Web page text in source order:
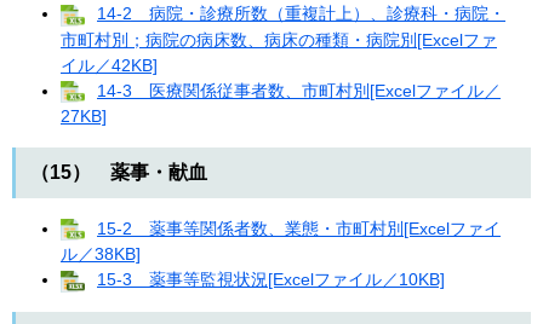
14-2 病院・診療所数（重複計上）、診療科・病院・
市町村別；病院の病床数、病床の種類・病院別[Excelファ
イル／42KB]
14-3 医療関係従事者数、市町村別[Excelファイル／
27KB]
（15） 薬事・献血
15-2 薬事等関係者数、業態・市町村別[Excelファイ
ル／38KB]
15-3 薬事等監視状況[Excelファイル／10KB]